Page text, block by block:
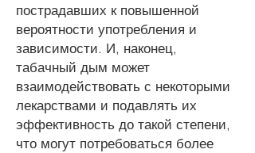
пострадавших к повышенной
вероятности употребления и
зависимости. И, наконец,
табачный дым может
взаимодействовать с некоторыми
лекарствами и подавлять их
эффективность до такой степени,
что могут потребоваться более